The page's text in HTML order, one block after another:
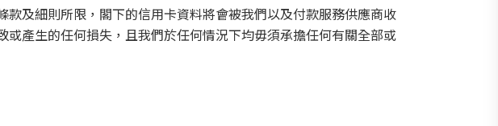
及細則所限，閣下的信用卡資料將會被我們以及付款服務供應商收
產生的任何損失，且我們於任何情況下均毋須承擔任何有關全部或